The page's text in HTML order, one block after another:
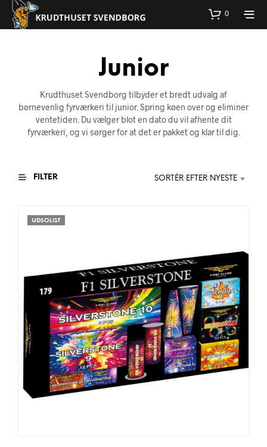
0
Junior
Krudthuset Svendborg tilbyder et bredt udvalg af
børnevenlig fyrværkeri til junior. Spring køen over og eliminer
ventetiden. Du vælger blot en dato du vil afhente dit
fyrværkeri, og vi sørger for at det er pakket og klar til dig.
FILTER SORTÉR EFTER NYESTE
UDSOLGT